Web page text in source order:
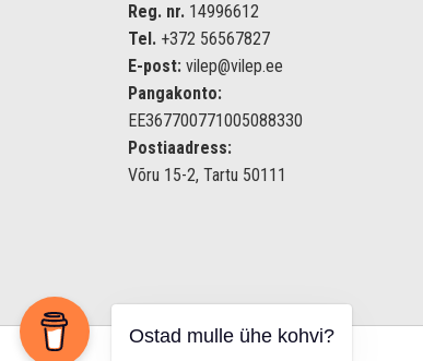
Reg. nr. 14996612
Tel. +372 56567827
E-post: vilep@vilep.ee
Pangakonto:
EE367700771005088330
Postiaadress:
Võru 15-2, Tartu 50111
Ostad mulle ühe kohvi?